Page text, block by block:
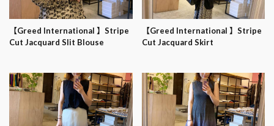
【Greed International 】Stripe
Cut Jacquard Slit Blouse
【Greed International 】Stripe
Cut Jacquard Skirt